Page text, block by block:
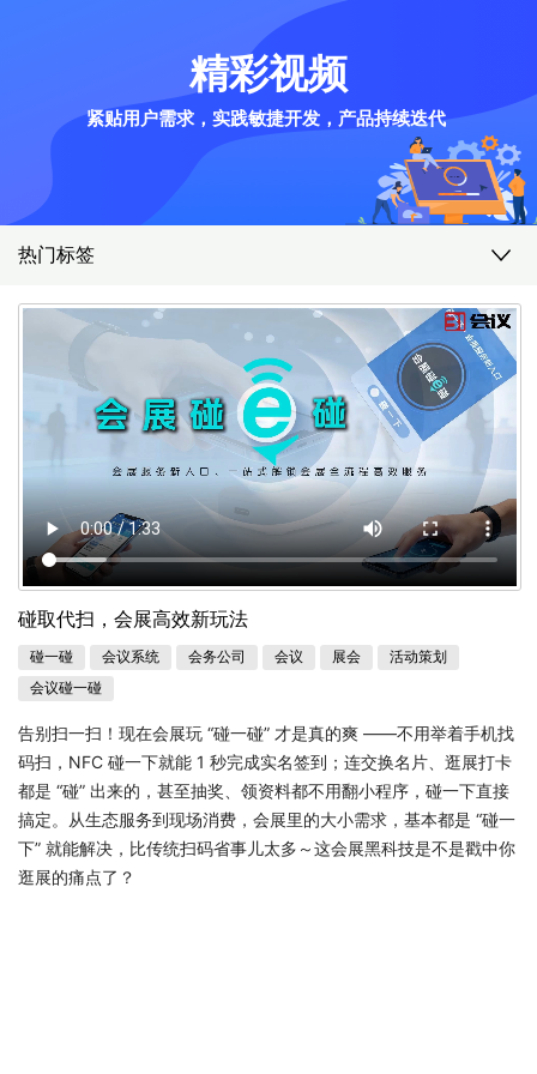
精彩视频
紧贴用户需求，实践敏捷开发，产品持续迭代
热门标签
碰取代扫，会展高效新玩法
碰一碰 会议系统 会务公司 会议 展会
活动策划
会议碰一碰
告别扫一扫！现在会展玩 “碰一碰” 才是真的爽 ——不用举着手机找
码扫，NFC 碰一下就能 1 秒完成实名签到；连交换名片、逛展打卡
都是 “碰” 出来的，甚至抽奖、领资料都不用翻小程序，碰一下直接
搞定。
从生态服务到现场消费，会展里的大小需求，基本都是 “碰一
下” 就能解决，比传统扫码省事儿太多～这会展黑科技是不是戳中你
逛展的痛点了？